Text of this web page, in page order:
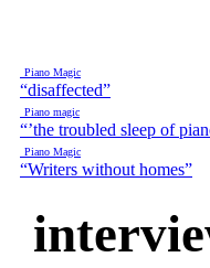
Piano Magic
“disaffected”
Piano magic
“’the troubled sleep of
Piano Magic
“Writers without homes”